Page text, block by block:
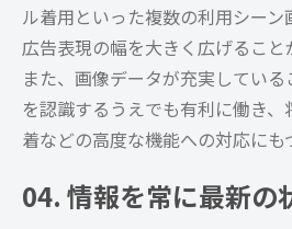
ル着用といった複数の利用シーン
広告表現の幅を大きく広げること
また、画像データが充実してい
を認識するうえでも有利に働き
着などの高度な機能への対応にも
04. 情報を常に最新の